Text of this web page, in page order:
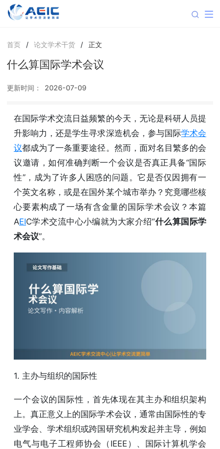
首页 / 论文学术干货 / 正文
什么算国际学术会议
更新时间： 2026-07-09
在国际学术交流日益频繁的今天，无论是科研人员提
升影响力，还是学生寻求深造机会，参与国际学术会
议都成为了一条重要途径。然而，面对名目繁多的会
议邀请，如何准确判断一个会议是否真正具备“国际
性”，成为了许多人困惑的问题。它是否仅因拥有一
个英文名称，或是在国外某个城市举办？究竟哪些核
心要素构成了一场有含金量的国际学术会议？本篇
AEIC学术交流中心小编就为大家介绍“什么算国际学
术会议”。
1. 主办与组织的国际性
一个会议的国际性，首先体现在其主办和组织架构
上。真正意义上的国际学术会议，通常由国际性的专
业学会、学术组织或跨国研究机构发起并主导，例如
电气与电子工程师协会（IEEE）、国际计算机学会